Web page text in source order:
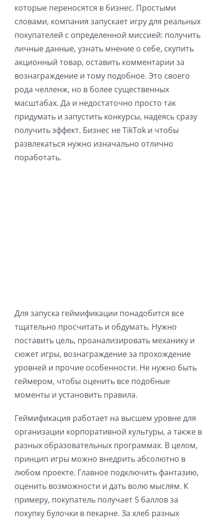
которые переносятся в бизнес. Простыми
словами, компания запускает игру для реальных
покупателей с определенной миссией: получить
личные данные, узнать мнение о себе, скупить
акционный товар, оставить комментарии за
вознаграждение и тому подобное. Это своего
рода челленж, но в более существенных
масштабах. Да и недостаточно просто так
придумать и запустить конкурсы, надеясь сразу
получить эффект. Бизнес не TikTok и чтобы
развлекаться нужно изначально отлично
поработать.
Для запуска геймификации понадобится все
тщательно просчитать и обдумать. Нужно
поставить цель, проанализировать механику и
сюжет игры, вознаграждение за прохождение
уровней и прочие особенности. Не нужно быть
геймером, чтобы оценить все подобные
моменты и установить правила.
Геймификация работает на высшем уровне для
организации корпоративной культуры, а также в
разных образовательных программах. В целом,
принцип игры можно внедрить абсолютно в
любом проекте. Главное подключить фантазию,
оценить возможности и дать волю мыслям. К
примеру, покупатель получает 5 баллов за
покупку булочки в пекарне. За хлеб разных